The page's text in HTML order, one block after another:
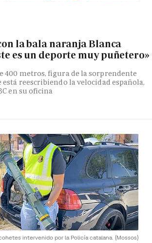
la bala naranja Blanca
es un deporte muy puñetero»
400 metros, figura de la sorprendente
está reescribiendo la velocidad española,
en su oficina
intervenido por la Policía catalana. (Mossos)